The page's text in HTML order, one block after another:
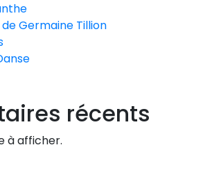
Germaine Tillion
récents
à afficher.